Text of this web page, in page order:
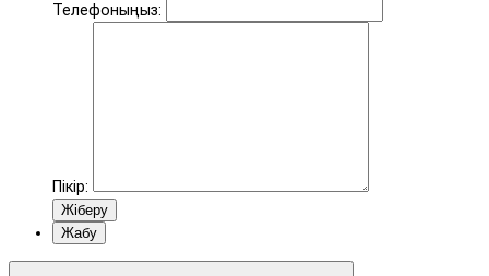
Телефоныңыз:
Пікір:
Жіберу
Жабу